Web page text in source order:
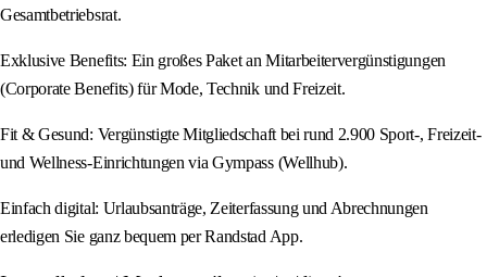
Gesamtbetriebsrat.
Exklusive Benefits: Ein großes Paket an Mitarbeitervergünstigungen
(Corporate Benefits) für Mode, Technik und Freizeit.
Fit & Gesund: Vergünstigte Mitgliedschaft bei rund 2.900 Sport-, Freizeit-
und Wellness-Einrichtungen via Gympass (Wellhub).
Einfach digital: Urlaubsanträge, Zeiterfassung und Abrechnungen
erledigen Sie ganz bequem per Randstad App.